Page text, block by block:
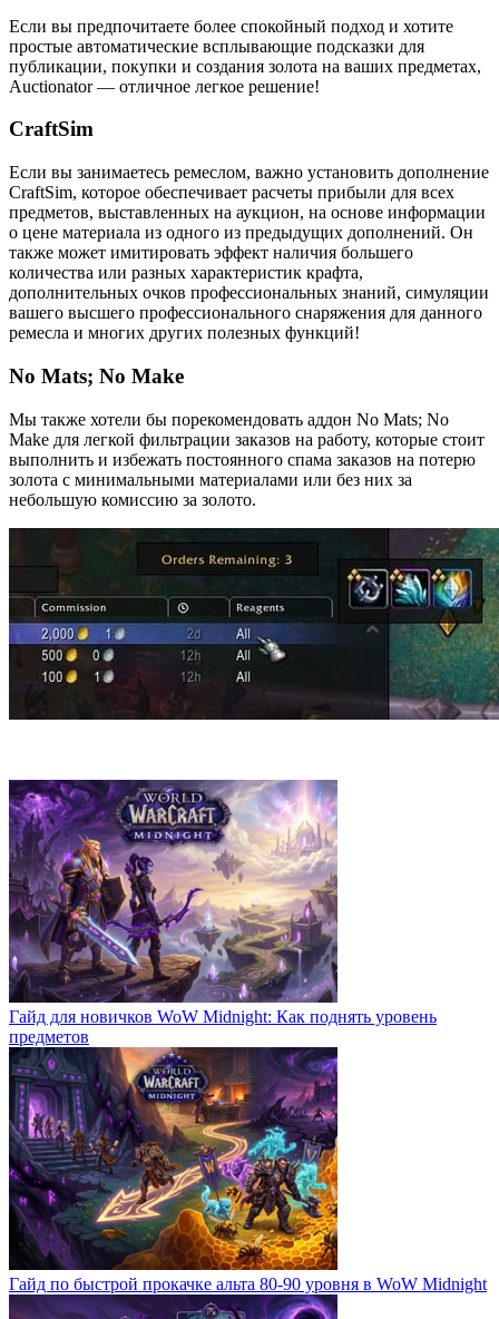
Если вы предпочитаете более спокойный подход и хотите
простые автоматические всплывающие подсказки для
публикации, покупки и создания золота на ваших предметах,
Auctionator — отличное легкое решение!
CraftSim
Если вы занимаетесь ремеслом, важно установить дополнение
CraftSim, которое обеспечивает расчеты прибыли для всех
предметов, выставленных на аукцион, на основе информации
о цене материала из одного из предыдущих дополнений. Он
также может имитировать эффект наличия большего
количества или разных характеристик крафта,
дополнительных очков профессиональных знаний, симуляции
вашего высшего профессионального снаряжения для данного
ремесла и многих других полезных функций!
No Mats; No Make
Мы также хотели бы порекомендовать аддон No Mats; No
Make для легкой фильтрации заказов на работу, которые стоит
выполнить и избежать постоянного спама заказов на потерю
золота с минимальными материалами или без них за
небольшую комиссию за золото.
Гайд для новичков WoW Midnight: Как поднять уровень
предметов
Гайд по быстрой прокачке альта 80-90 уровня в WoW Midnight